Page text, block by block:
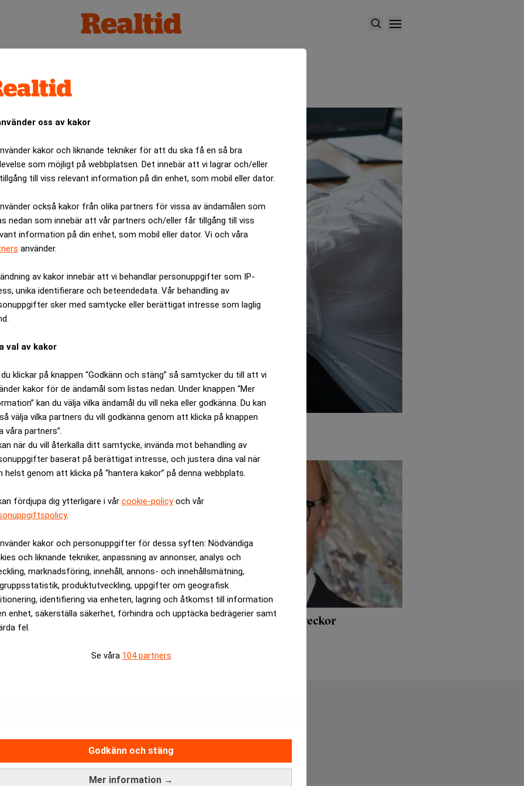
oss av kakor
kakor och liknande tekniker för att du ska få en så bra
som möjligt på webbplatsen. Det innebär att vi lagrar och/eller
till viss relevant information på din enhet, som mobil eller dator.
också kakor från olika partners för vissa av ändamålen som
nedan som innebär att vår partners och/eller får tillgång till viss
information på din enhet, som mobil eller dator. Vi och våra
använder.
av kakor innebär att vi behandlar personuppgifter som IP-
unika identifierare och beteendedata. Vår behandling av
sker med samtycke eller berättigat intresse som laglig
val av kakor
klickar på knappen “Godkänn och stäng” så samtycker du till att vi
kakor för de ändamål som listas nedan. Under knappen “Mer
kan du välja vilka ändamål du vill neka eller godkänna. Du kan
välja vilka partners du vill godkänna genom att klicka på knappen
våra partners”.
när du vill återkalla ditt samtycke, invända mot behandling av
baserat på berättigat intresse, och justera dina val när
helst genom att klicka på “hantera kakor” på denna webbplats.
fördjupa dig ytterligare i vår cookie-policyoch vår
.
kakor och personuppgifter för dessa syften: Nödvändiga
och liknande tekniker, anpassning av annonser, analys och
marknadsföring, innehåll, annons- och innehållsmätning,
produktutveckling, uppgifter om geografisk
identifiering via enheten, lagring och åtkomst till information
enhet, säkerställa säkerhet, förhindra och upptäcka bedrägerier samt
fel.
Se våra 104 partners
Mer information →
Godkänn och stäng
fall – krisvarningar staplas på hög
vindkraftspark Hexicons CFO slutar efter fem veckor
nyhetskanal för dig som
Relevance AI-policy
Annonsera på Realtid
Pressmeddelanden
Kontakta oss